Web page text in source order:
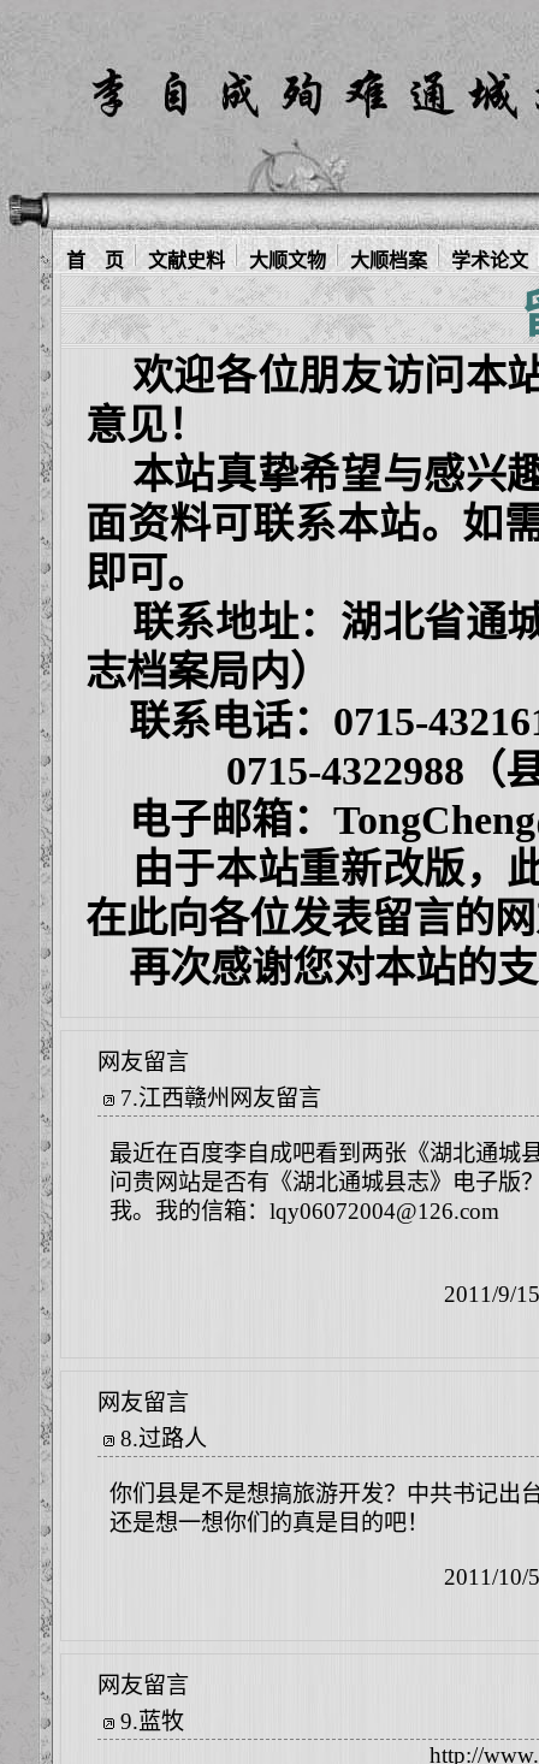
首 页 文献史料 大顺文物 大顺档案 学术论文
欢迎各位朋友访问本
意见！
本站真挚希望与感兴
面资料可联系本站。如
即可。
联系地址：湖北省通
志档案局内）
联系电话：0715-
0715-4322988（县
电子邮箱：
由于本站重新改版，
在此向各位发表留言的
再次感谢您对本站的
网友留言
7.江西赣州网友留言
最近在百度李自成吧看到两张《湖北通城
问贵网站是否有《湖北通城县志》电子版
我。我的信箱：lqy06072004@126.com
2011/9/
网友留言
8.过路人
你们县是不是想搞旅游开发？中共书记出
还是想一想你们的真是目的吧！
2011/10/
网友留言
9.蓝牧
http://